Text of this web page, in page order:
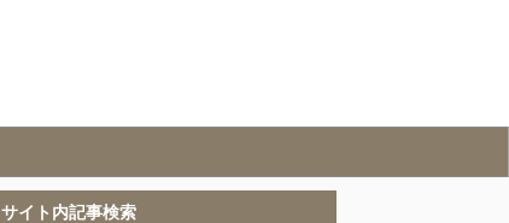
サイト内記事検索